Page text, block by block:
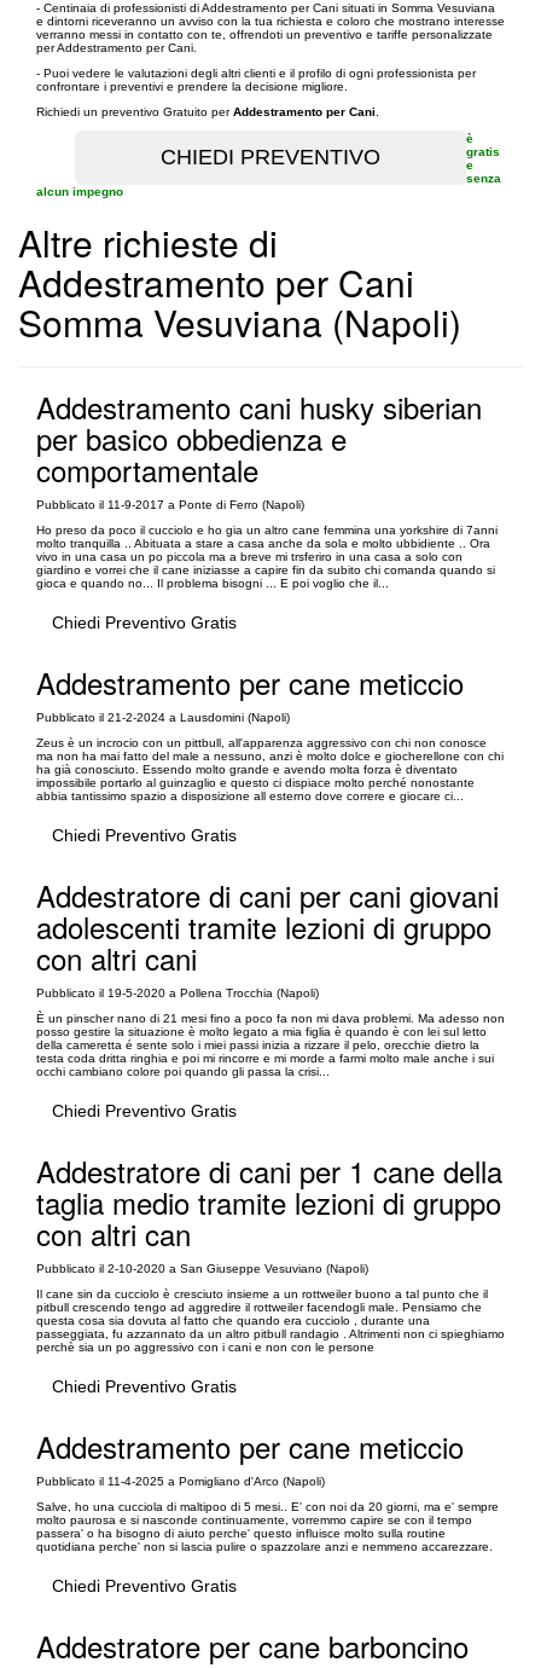
- Centinaia di professionisti di Addestramento per Cani situati in Somma Vesuviana
e dintorni riceveranno un avviso con la tua richiesta e coloro che mostrano interesse
verranno messi in contatto con te, offrendoti un preventivo e tariffe personalizzate
per Addestramento per Cani.
- Puoi vedere le valutazioni degli altri clienti e il profilo di ogni professionista per
confrontare i preventivi e prendere la decisione migliore.
Richiedi un preventivo Gratuito perAddestramento per Cani
è
gratis
e
senza
alcun impegno
Altre richieste di
Addestramento per Cani
Somma Vesuviana (Napoli)
Addestramento cani husky siberian
per basico obbedienza e
comportamentale
Pubblicato il 11-9-2017 a Ponte di Ferro (Napoli)
Ho preso da poco il cucciolo e ho gia un altro cane femmina una yorkshire di 7anni
molto tranquilla .. Abituata a stare a casa anche da sola e molto ubbidiente .. Ora
vivo in una casa un po piccola ma a breve mi trsferiro in una casa a solo con
giardino e vorrei che il cane iniziasse a capire fin da subito chi comanda quando si
gioca e quando no... Il problema bisogni ... E poi voglio che il...
Chiedi Preventivo Gratis
Addestramento per cane meticcio
Pubblicato il 21-2-2024 a Lausdomini (Napoli)
Zeus è un incrocio con un pittbull, all'apparenza aggressivo con chi non conosce
ma non ha mai fatto del male a nessuno, anzi è molto dolce e giocherellone con chi
ha già conosciuto. Essendo molto grande e avendo molta forza è diventato
impossibile portarlo al guinzaglio e questo ci dispiace molto perché nonostante
abbia tantissimo spazio a disposizione all esterno dove correre e giocare ci...
Chiedi Preventivo Gratis
Addestratore di cani per cani giovani
adolescenti tramite lezioni di gruppo
con altri cani
Pubblicato il 19-5-2020 a Pollena Trocchia (Napoli)
È un pinscher nano di 21 mesi fino a poco fa non mi dava problemi. Ma adesso non
posso gestire la situazione è molto legato a mia figlia è quando è con lei sul letto
della cameretta é sente solo i miei passi inizia a rizzare il pelo, orecchie dietro la
testa coda dritta ringhia e poi mi rincorre e mi morde a farmi molto male anche i sui
occhi cambiano colore poi quando gli passa la crisi...
Chiedi Preventivo Gratis
Addestratore di cani per 1 cane della
taglia medio tramite lezioni di gruppo
con altri can
Pubblicato il 2-10-2020 a San Giuseppe Vesuviano (Napoli)
Il cane sin da cucciolo è cresciuto insieme a un rottweiler buono a tal punto che il
pitbull crescendo tengo ad aggredire il rottweiler facendogli male. Pensiamo che
questa cosa sia dovuta al fatto che quando era cucciolo , durante una
passeggiata, fu azzannato da un altro pitbull randagio . Altrimenti non ci spieghiamo
perchè sia un po aggressivo con i cani e non con le persone
Chiedi Preventivo Gratis
Addestramento per cane meticcio
Pubblicato il 11-4-2025 a Pomigliano d'Arco (Napoli)
Salve, ho una cucciola di maltipoo di 5 mesi.. E' con noi da 20 giorni, ma e' sempre
molto paurosa e si nasconde continuamente, vorremmo capire se con il tempo
passera' o ha bisogno di aiuto perche' questo influisce molto sulla routine
quotidiana perche' non si lascia pulire o spazzolare anzi e nemmeno accarezzare.
Chiedi Preventivo Gratis
Addestratore per cane barboncino